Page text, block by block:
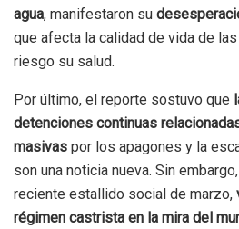
agua, manifestaron su
que afecta la calidad de vida de
riesgo su salud.
Por último, el reporte sostuvo que
detenciones continuas
masivas por los apagones y la
son una noticia nueva. Sin
reciente estallido social de marzo,
régimen castrista en la mira del